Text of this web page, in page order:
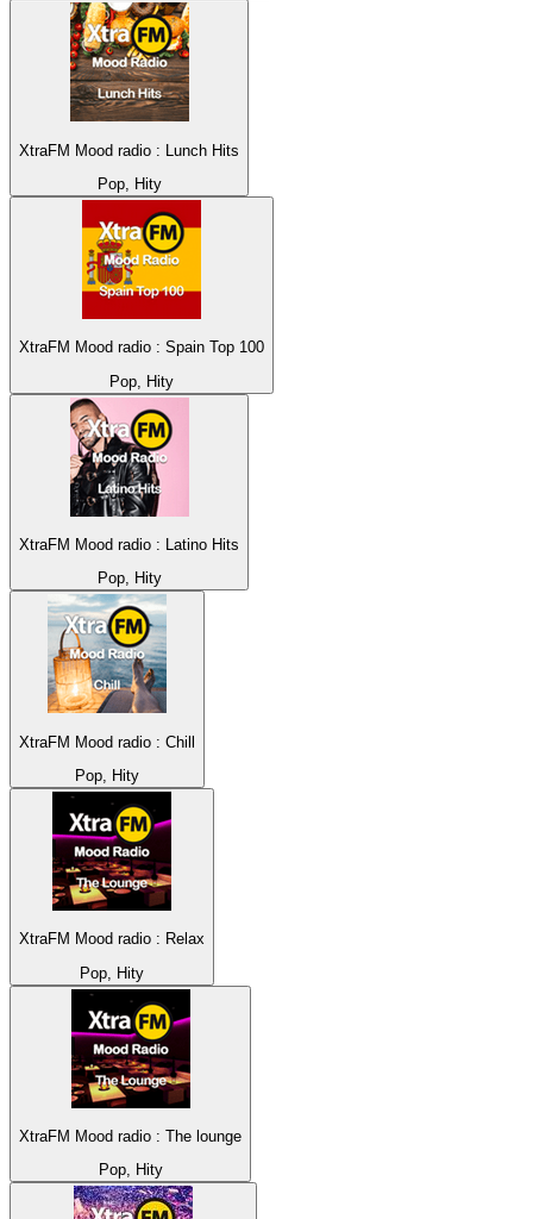
XtraFM Mood radio : Lunch Hits
Pop, Hity
XtraFM Mood radio : Spain Top 100
Pop, Hity
XtraFM Mood radio : Latino Hits
Pop, Hity
XtraFM Mood radio : Chill
Pop, Hity
XtraFM Mood radio : Relax
Pop, Hity
XtraFM Mood radio : The lounge
Pop, Hity